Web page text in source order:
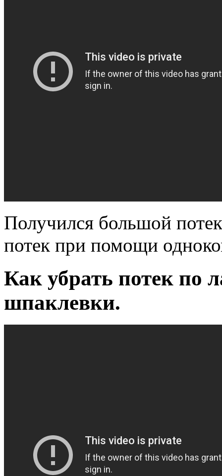
Получился большой
потек при помощи
Как убрать потек по
шпаклевки.